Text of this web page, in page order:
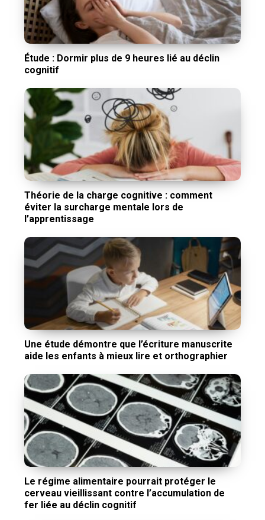
Étude : Dormir plus de 9 heures lié au déclin
cognitif
Théorie de la charge cognitive : comment
éviter la surcharge mentale lors de
l’apprentissage
Une étude démontre que l’écriture manuscrite
aide les enfants à mieux lire et orthographier
Le régime alimentaire pourrait protéger le
cerveau vieillissant contre l’accumulation de
fer liée au déclin cognitif